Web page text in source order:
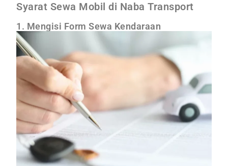
Syarat Sewa Mobil di Naba Transport
1. Mengisi Form Sewa Kendaraan